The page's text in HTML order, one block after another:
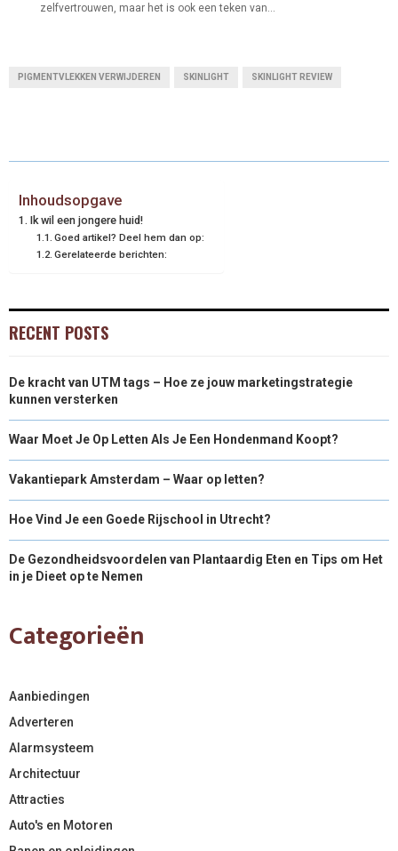
zelfvertrouwen, maar het is ook een teken van...
PIGMENTVLEKKEN VERWIJDEREN SKINLIGHT SKINLIGHT REVIEW
Inhoudsopgave
Ik wil een jongere huid!
Goed artikel? Deel hem dan op:
Gerelateerde berichten:
RECENT POSTS
De kracht van UTM tags – Hoe ze jouw marketingstrategie
kunnen versterken
Waar Moet Je Op Letten Als Je Een Hondenmand Koopt?
Vakantiepark Amsterdam – Waar op letten?
Hoe Vind Je een Goede Rijschool in Utrecht?
De Gezondheidsvoordelen van Plantaardig Eten en Tips om Het
in je Dieet op te Nemen
Categorieën
Aanbiedingen
Adverteren
Alarmsysteem
Architectuur
Attracties
Auto's en Motoren